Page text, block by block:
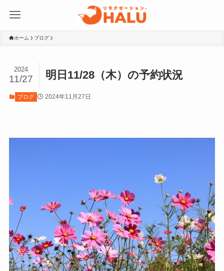
ホーム ブログ
明日11/28（木）の予約状況
2024
11/27
ブログ 2024年11月27日